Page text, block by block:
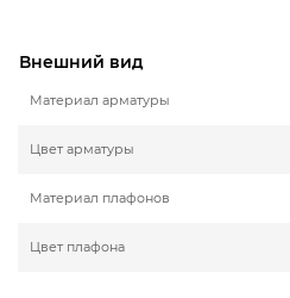
Внешний вид
Материал арматуры
Цвет арматуры
Материал плафонов
Цвет плафона